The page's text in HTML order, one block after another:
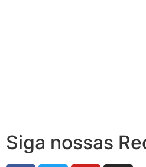
Siga nossas